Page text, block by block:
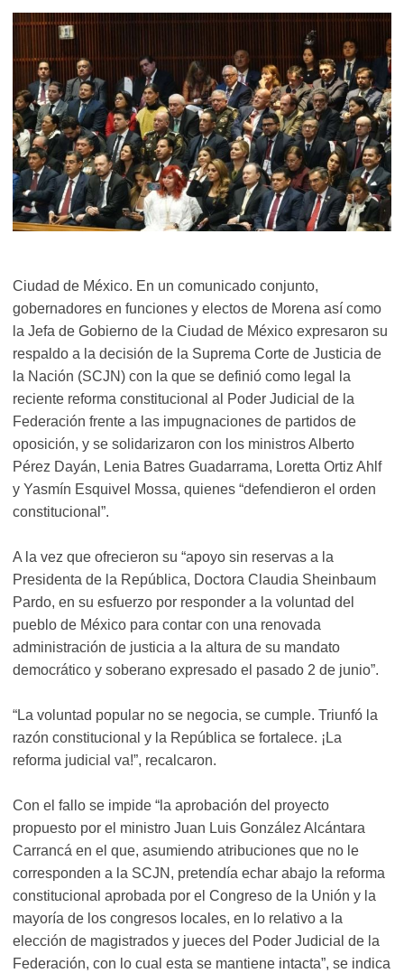
Ciudad de México. En un comunicado conjunto,
gobernadores en funciones y electos de Morena así como
la Jefa de Gobierno de la Ciudad de México expresaron su
respaldo a la decisión de la Suprema Corte de Justicia de
la Nación (SCJN) con la que se definió como legal la
reciente reforma constitucional al Poder Judicial de la
Federación frente a las impugnaciones de partidos de
oposición, y se solidarizaron con los ministros Alberto
Pérez Dayán, Lenia Batres Guadarrama, Loretta Ortiz Ahlf
y Yasmín Esquivel Mossa, quienes “defendieron el orden
constitucional”.
A la vez que ofrecieron su “apoyo sin reservas a la
Presidenta de la República, Doctora Claudia Sheinbaum
Pardo, en su esfuerzo por responder a la voluntad del
pueblo de México para contar con una renovada
administración de justicia a la altura de su mandato
democrático y soberano expresado el pasado 2 de junio”.
“La voluntad popular no se negocia, se cumple. Triunfó la
razón constitucional y la República se fortalece. ¡La
reforma judicial va!”, recalcaron.
Con el fallo se impide “la aprobación del proyecto
propuesto por el ministro Juan Luis González Alcántara
Carrancá en el que, asumiendo atribuciones que no le
corresponden a la SCJN, pretendía echar abajo la reforma
constitucional aprobada por el Congreso de la Unión y la
mayoría de los congresos locales, en lo relativo a la
elección de magistrados y jueces del Poder Judicial de la
Federación, con lo cual esta se mantiene intacta”, se indica